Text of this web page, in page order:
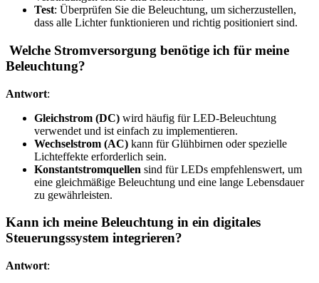
Test: Überprüfen Sie die Beleuchtung, um sicherzustellen,
dass alle Lichter funktionieren und richtig positioniert sind.
Welche Stromversorgung benötige ich für meine
Beleuchtung?
Antwort:
Gleichstrom (DC) wird häufig für LED-Beleuchtung
verwendet und ist einfach zu implementieren.
Wechselstrom (AC) kann für Glühbirnen oder spezielle
Lichteffekte erforderlich sein.
Konstantstromquellen sind für LEDs empfehlenswert, um
eine gleichmäßige Beleuchtung und eine lange Lebensdauer
zu gewährleisten.
Kann ich meine Beleuchtung in ein digitales
Steuerungssystem integrieren?
Antwort: